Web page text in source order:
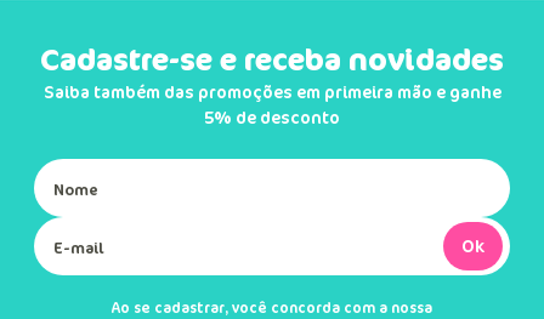
Cadastre-se e receba novidades
Saiba também das promoções em primeira mão e ganhe
5% de desconto
Ok
Ao se cadastrar, você concorda com a nossa